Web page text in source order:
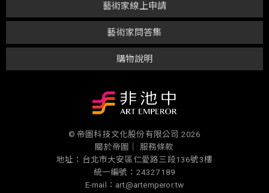
購物說明
藝術家問答集
藝術家線上申請
© 帝圖科技文化股份有限公司 2026
關於帝圖｜
服務條款
地址：台北市大安區仁愛路三段136號3樓
統一編號：24327189
E-mail：art@artemperor.tw